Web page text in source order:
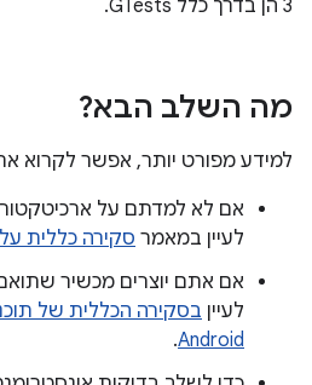
3 הן בדרך כלל GTests.
מה השלב הבא?
למידע מפורט יותר, אפשר לקרוא
לעיין במאמר סקירה כללית
לעיין בסקירה הכללית של
Android
.